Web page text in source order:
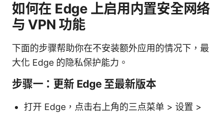
如何在 Edge 上启用内置安全网络
与 VPN 功能
下面的步骤帮助你在不安装额外应用的情况下，最
大化 Edge 的隐私保护能力。
步骤一：更新 Edge 至最新版本
打开 Edge，点击右上角的三点菜单 > 设置 >